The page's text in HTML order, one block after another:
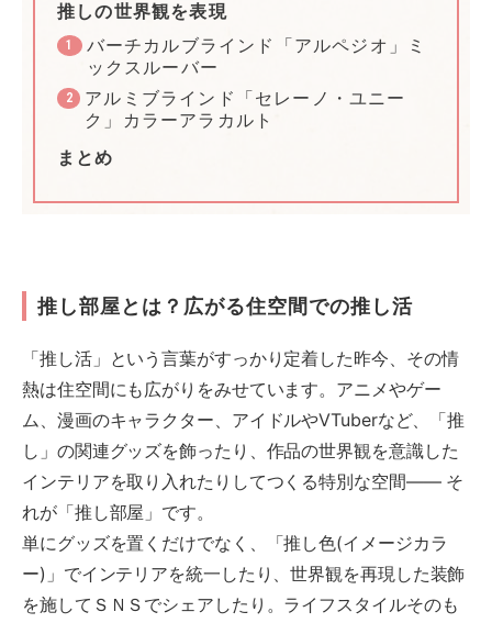
推しの世界観を表現
1
バーチカルブラインド「アルペジオ」ミ
ックスルーバー
2
アルミブラインド「セレーノ・ユニー
ク」カラーアラカルト
まとめ
推し部屋とは？広がる住空間での推し活
「推し活」という言葉がすっかり定着した昨今、その情
熱は住空間にも広がりをみせています。アニメやゲー
ム、漫画のキャラクター、アイドルやVTuberなど、「推
し」の関連グッズを飾ったり、作品の世界観を意識した
インテリアを取り入れたりしてつくる特別な空間―― そ
れが「推し部屋」です。
単にグッズを置くだけでなく、「推し色(イメージカラ
ー)」でインテリアを統一したり、世界観を再現した装飾
を施してＳＮＳでシェアしたり。ライフスタイルそのも